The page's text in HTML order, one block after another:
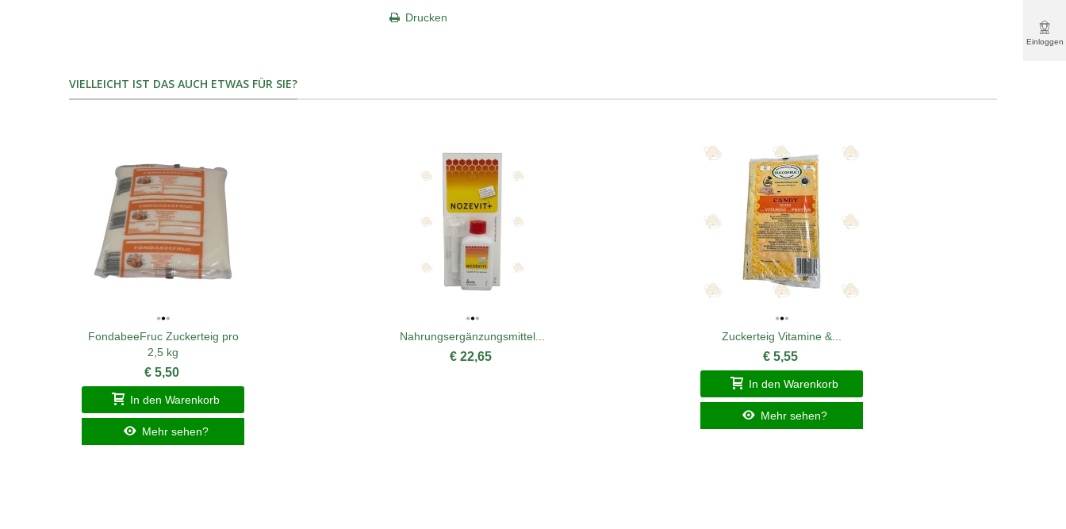
Drucken
VIELLEICHT IST DAS AUCH ETWAS FÜR SIE?
FondabeeFruc Zuckerteig pro
2,5 kg
€ 5,50
In den Warenkorb
Mehr sehen?
Nahrungsergänzungsmittel...
€ 22,65
Zuckerteig Vitamine &...
€ 5,55
In den Warenkorb
Mehr sehen?
Einloggen